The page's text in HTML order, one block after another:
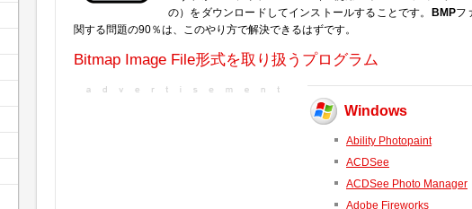
の）をダウンロードしてインストールすることです。
BMPフ
関する問題の90％は、このやり方で解決できるはずです。
Bitmap Image File形式を取り扱うプログラム
Windows
Ability Photopaint
ACDSee
ACDSee Photo Manager
Adobe Fireworks